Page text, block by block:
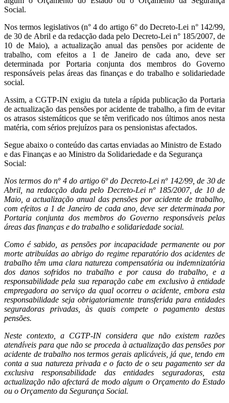
Social.
Nos termos legislativos (n° 4 do artigo 6° do Decreto-Lei n° 142/99,
de 30 de Abril e da redacção dada pelo Decreto-Lei n° 185/2007, de
10 de Maio), a actualização anual das pensões por acidente de
trabalho, com efeitos a 1 de Janeiro de cada ano, deve ser
determinada por Portaria conjunta dos membros do Governo
responsáveis pelas áreas das finanças e do trabalho e solidariedade
social.
Assim, a CGTP-IN exigiu da tutela a rápida publicação da Portaria
de actualização das pensões por acidente de trabalho, a fim de evitar
os atrasos sistemáticos que se têm verificado nos últimos anos nesta
matéria, com sérios prejuízos para os pensionistas afectados.
Segue abaixo o conteúdo das cartas enviadas ao Ministro de Estado
e das Finanças e ao Ministro da Solidariedade e da Segurança
Social:
Nos termos do nº 4 do artigo 6º do Decreto-Lei nº 142/99, de 30 de
Abril, na redacção dada pelo Decreto-Lei nº 185/2007, de 10 de
Maio, a actualização anual das pensões por acidente de trabalho,
com efeitos a 1 de Janeiro de cada ano, deve ser determinada por
Portaria conjunta dos membros do Governo responsáveis pelas
áreas das finanças e do trabalho e solidariedade social.
Como é sabido, as pensões por incapacidade permanente ou por
morte atribuídas ao abrigo do regime reparatório dos acidentes de
trabalho têm uma clara natureza compensatória ou indemnizatória
dos danos sofridos no trabalho e por causa do trabalho, e a
responsabilidade pela sua reparação cabe em exclusivo à entidade
empregadora ao serviço da qual ocorreu o acidente, embora esta
responsabilidade sejaobrigatoriamente transferida para entidades
seguradoras privadas, às quais compete o pagamento destas
pensões.
Neste contexto, a CGTP-IN considera que não existem razões
atendíveis para que não se proceda à actualização das pensões por
acidente de trabalho nos termos gerais aplicáveis, já que, tendo em
conta a sua natureza privada e o facto de o seu pagamento ser da
exclusiva responsabilidade das entidades seguradoras, esta
actualização não afectará de modo algum o Orçamento do Estado
ou o Orçamento da Segurança Social.